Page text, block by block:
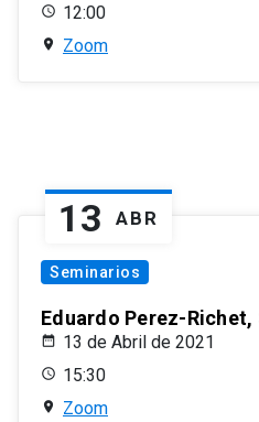
12:00
Zoom
13 ABR
Seminarios
Eduardo Perez-Richet,
13 de Abril de 2021
15:30
Zoom